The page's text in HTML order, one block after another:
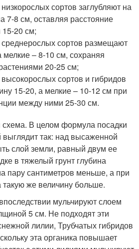
сортов заглубляют на
7-8 см, оставляя расстояние
20 см;
сортов размещают
мелкие – 8-10 см, сохраняя
20-25 см;
сортов и гибридов
15-20, а мелкие – 10-12 см при
между ними 25-30 см.
схема. В целом формула посадки
выглядит так: над высаженной
слой земли, равный двум ее
в тяжелый грунт глубина
пару сантиметров меньше, а при
такую же величину больше.
мульчируют слоем
5 см. Не подходят эти
лилии, Трубчатых гибридов
эта органика повышает